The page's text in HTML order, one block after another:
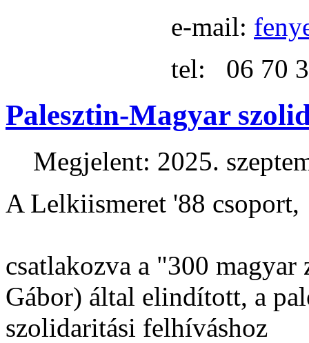
e-mail:
tel: 06 70 362
Palesztin-Magyar
Megjelent: 2025.
A Lelkiismeret '88 csoport,
csatlakozva a "300
Gábor) által elindított, a
szolidaritási felhíváshoz